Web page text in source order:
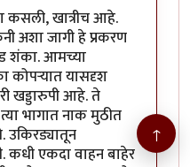
खात्रीच आहे.
अशा जागी हे प्रकरण
शंका. आमच्या
कोपऱ्यात यासदृश
खड्डारुपी आहे. ते
भागात नाक मुठीत
उकिरड्यातून
कधी एकदा वाहन बाहेर
↑